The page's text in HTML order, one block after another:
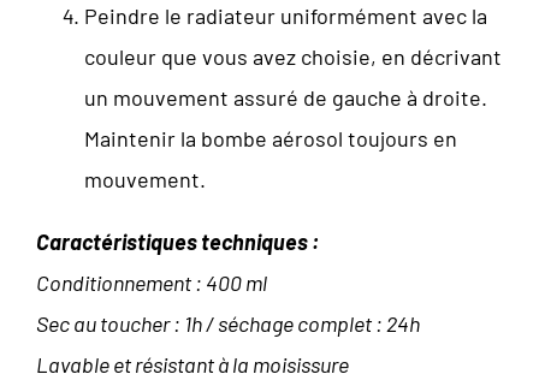
Peindre le radiateur uniformément avec la
couleur que vous avez choisie, en décrivant
un mouvement assuré de gauche à droite.
Maintenir la bombe aérosol toujours en
mouvement.
Caractéristiques techniques :
Conditionnement : 400 ml
Sec au toucher : 1h / séchage complet : 24h
Lavable et résistant à la moisissure